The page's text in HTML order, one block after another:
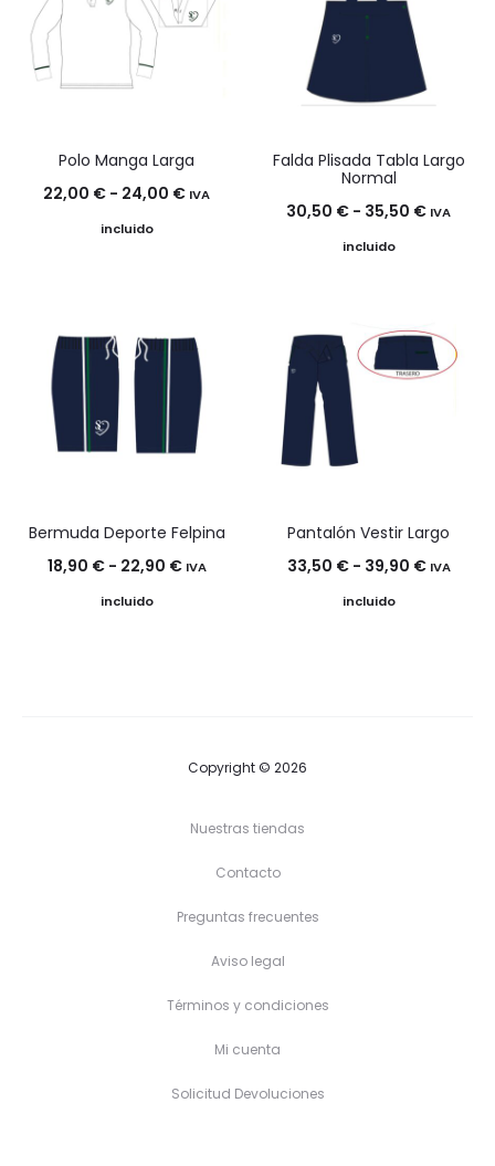
Polo Manga Larga
22,00 € - 24,00 €Rango
hasta
24,00 €
IVA
incluido
Falda Plisada Tabla Largo
Normal
30,50 € - 35,50 €Rango
30,50 €
hasta
IVA
incluido
Bermuda Deporte Felpina
18,90 € - 22,90 €Rango
22,90 €
IVA
incluido
Pantalón Vestir Largo
33,50 € - 39,90 €Rango
IVA
incluido
Copyright © 2026
Nuestras tiendas
Contacto
Preguntas frecuentes
Aviso legal
Términos y condiciones
Mi cuenta
Solicitud Devoluciones